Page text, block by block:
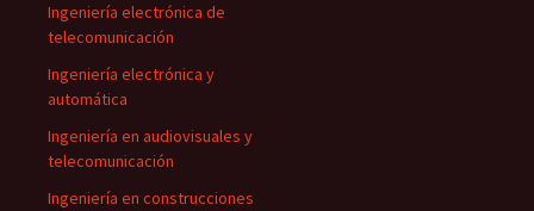
Ingeniería electrónica de
telecomunicación
Ingeniería electrónica y
automática
Ingeniería en audiovisuales y
telecomunicación
Ingeniería en construcciones